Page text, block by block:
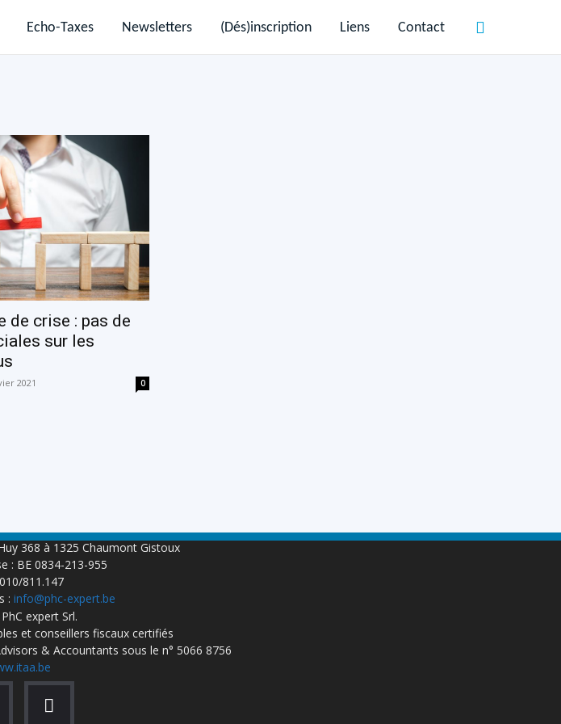
Echo-Taxes Newsletters (Dés)inscription Liens Contact
de crise : pas de
sur les
2021 0
368 à 1325 Chaumont Gistoux
: BE 0834-213-955
811.147
: info@phc-expert.be
expert Srl.
et conseillers fiscaux certifiés
& Accountants sous le n° 5066 8756